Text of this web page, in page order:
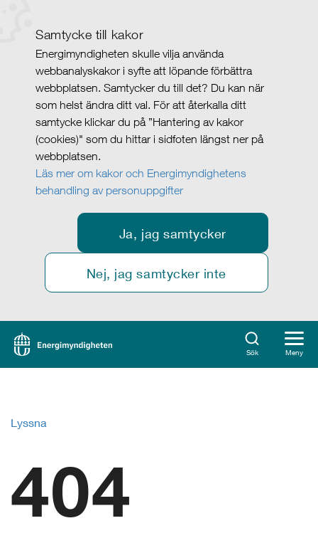
Samtycke till kakor
Energimyndigheten skulle vilja använda
webbanalyskakor i syfte att löpande förbättra
webbplatsen. Samtycker du till det? Du kan när
som helst ändra ditt val. För att återkalla ditt
samtycke klickar du på ”Hantering av kakor
(cookies)" som du hittar i sidfoten längst ner på
webbplatsen.
Läs mer om kakor och Energimyndighetens
behandling av personuppgifter
Ja, jag samtycker
Nej, jag samtycker inte
Sök Meny
Lyssna
404